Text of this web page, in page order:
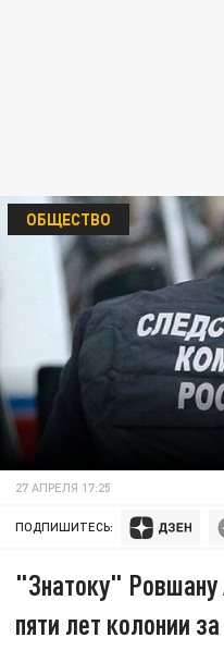
ОБЩЕСТВО
27 АПРЕЛЯ 17:25
ПОДПИШИТЕСЬ:
"Знатоку" Ровшану
пяти лет колонии